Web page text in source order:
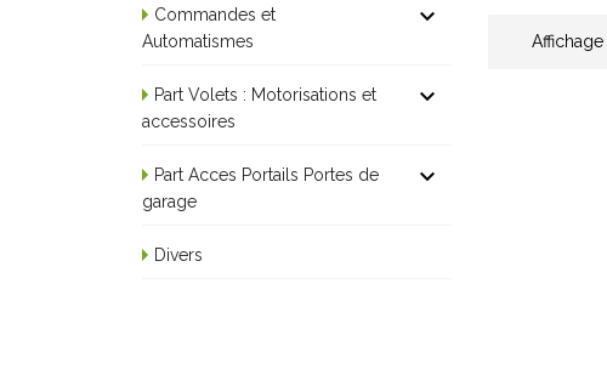
Commandes et
Automatismes

Part Volets : Motorisations et
accessoires

Part Acces Portails Portes de
garage

Divers
Affichage